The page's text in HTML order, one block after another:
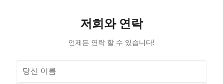
ultrasonic cleaning of engine parts,
block,Semiconductor wafer,
저희와 연락
언제든 연락 할 수 있습니다!